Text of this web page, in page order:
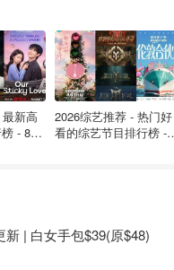
新高
- 8月
2026综艺推荐 - 热门好
看的综艺节目排行榜 -
新 | 白女手包$39(原$48)